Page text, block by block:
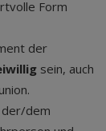
Form
der
sein, auch
der/dem